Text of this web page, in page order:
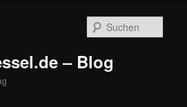
– Blog